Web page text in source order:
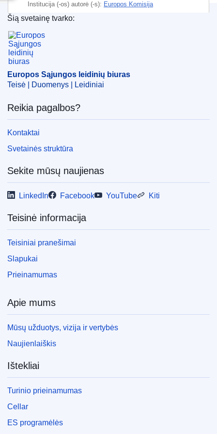
Institucija (-os) autorė (-s): Europos Komisija
garso atkūrimo įranga
CELEX : 31991D0302
OJ : JOL_1991_151_R_0086_068
Europos Sąjungos leidinių biuras
Šią svetainę tvarko:
Europos Sąjungos leidinių biuras
Teisė | Duomenys | Leidiniai
Reikia pagalbos?
Kontaktai
Svetainės struktūra
Sekite mūsų naujienas
LinkedIn Facebook YouTube Kiti
Teisinė informacija
Teisiniai pranešimai
Slapukai
Prieinamumas
Apie mums
Mūsų užduotys, vizija ir vertybės
Naujienlaiškis
Ištekliai
Turinio prieinamumas
Cellar
ES programėlės